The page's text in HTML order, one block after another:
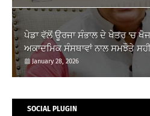
ਪੇਡਾ ਵੱਲੋਂ ਊਰਜਾ ਸੰਭਾਲ ਦੇ ਖੇਤਰ 'ਚ
ਅਕਾਦਮਿਕ ਸੰਸਥਾਵਾਂ ਨਾਲ ਸਮਝੌਤੇ
January 28, 2026
SOCIAL PLUGIN